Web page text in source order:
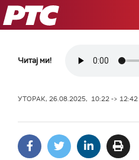
РТС
Читај ми!
УТОРАК, 26.08.2025, 10:22 -> 12:42